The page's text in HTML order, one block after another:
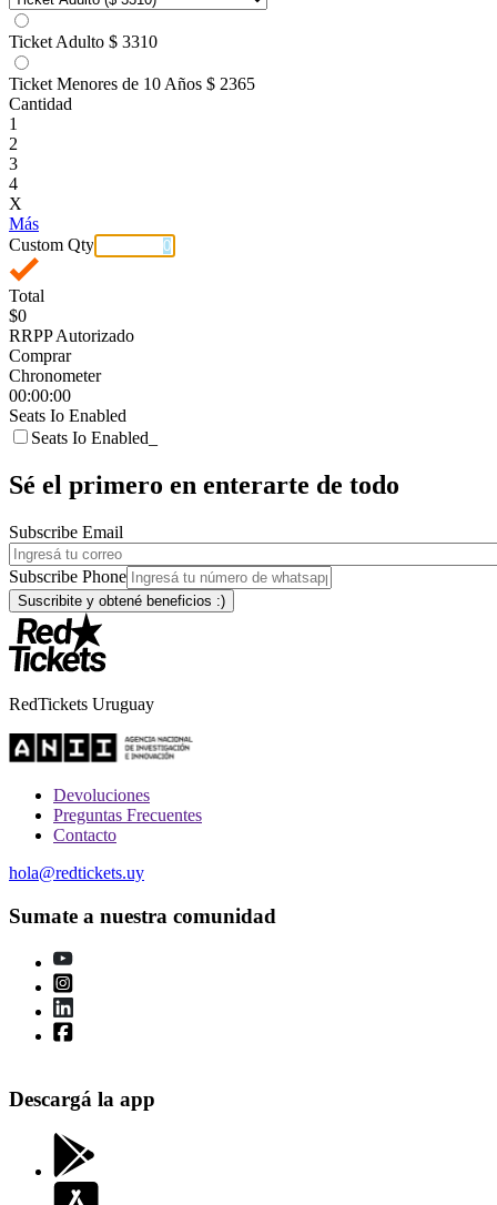
Ticket Adulto $ 3310
Ticket Menores de 10 Años $ 2365
Cantidad
1
2
3
4
X
Más
Custom Qty
Total
$0
RRPP Autorizado
Comprar
Chronometer
00:00:00
Seats Io Enabled
Seats Io Enabled_
Sé el primero en enterarte de todo
Subscribe Email
Subscribe Phone
RedTickets Uruguay
Devoluciones
Preguntas Frecuentes
Contacto
hola@redtickets.uy
Sumate a nuestra comunidad
Descargá la app